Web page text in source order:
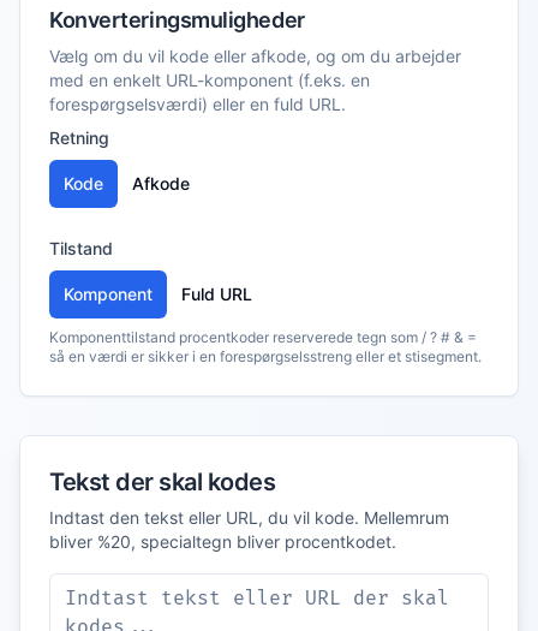
Konverteringsmuligheder
Vælg om du vil kode eller afkode, og om du arbejder
med en enkelt URL-komponent (f.eks. en
forespørgselsværdi) eller en fuld URL.
Retning
Kode Afkode
Tilstand
Komponent Fuld URL
Komponenttilstand procentkoder reserverede tegn som / ? # & =
så en værdi er sikker i en forespørgselsstreng eller et stisegment.
Tekst der skal kodes
Indtast den tekst eller URL, du vil kode. Mellemrum
bliver %20, specialtegn bliver procentkodet.